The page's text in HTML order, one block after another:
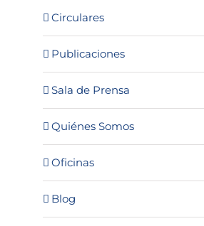
Circulares
Publicaciones
Sala de Prensa
Quiénes Somos
Oficinas
Blog